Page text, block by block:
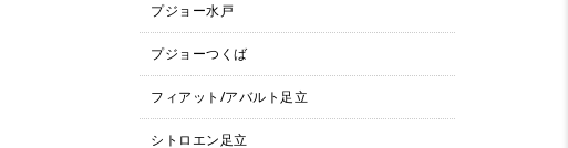
プジョー水戸
プジョーつくば
フィアット/アバルト足立
シトロエン足立